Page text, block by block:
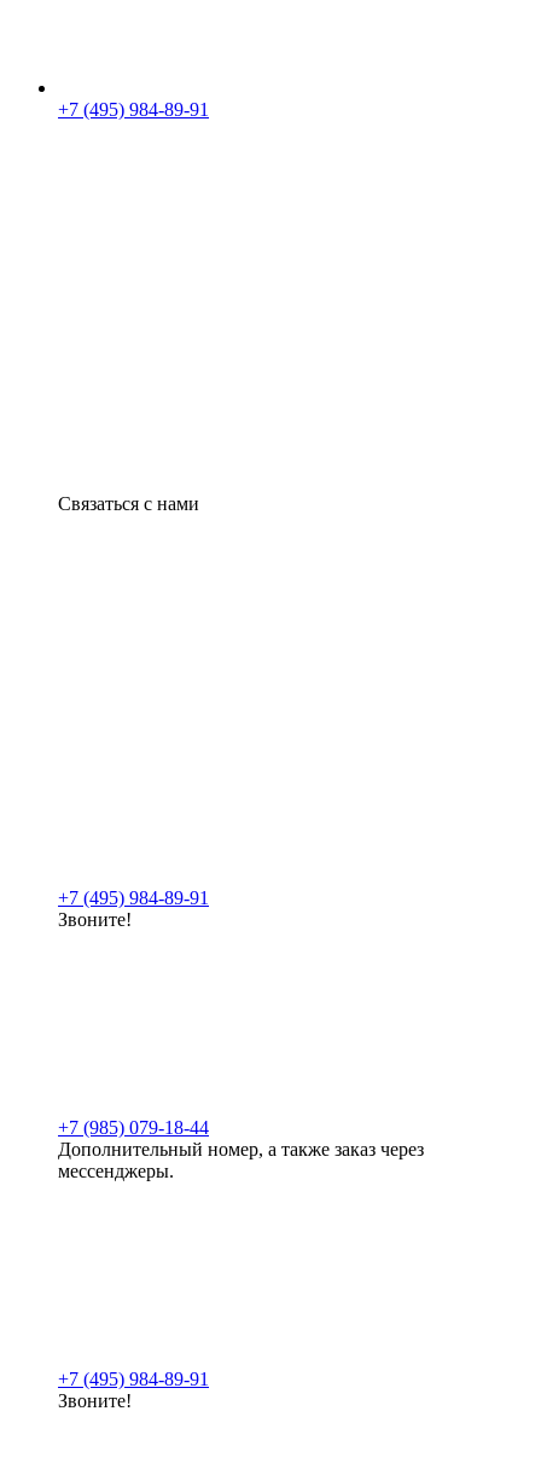
+7 (495) 984-89-91
Связаться с нами
+7 (495) 984-89-91
Звоните!
+7 (985) 079-18-44
Дополнительный номер, а также заказ через
мессенджеры.
+7 (495) 984-89-91
Звоните!